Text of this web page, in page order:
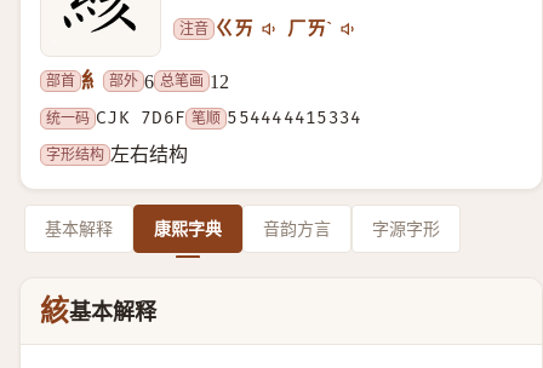
注音 ㄍㄞ ㄏㄞˋ
部首 糹 部外 6 总笔画 12
统一码 CJK 7D6F 笔顺 554444415334
字形结构 左右结构
基本解释 康熙字典 音韵方言 字源字形
絯基本解释